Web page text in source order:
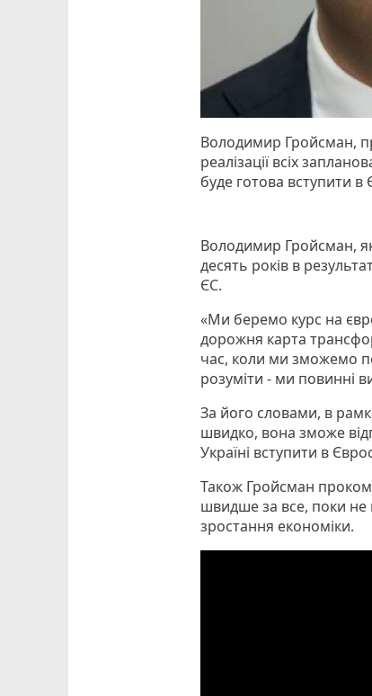
Володимир Гройсман,
реалізації всіх
буде готова вступити
Володимир Гройсман,
десять років в
ЄС.
«Ми беремо курс на
дорожня карта
час, коли ми зможемо
розуміти - ми повинні
За його словами, в
швидко, вона зможе
Україні вступити в
Також Гройсман
швидше за все, поки не
зростання економіки.